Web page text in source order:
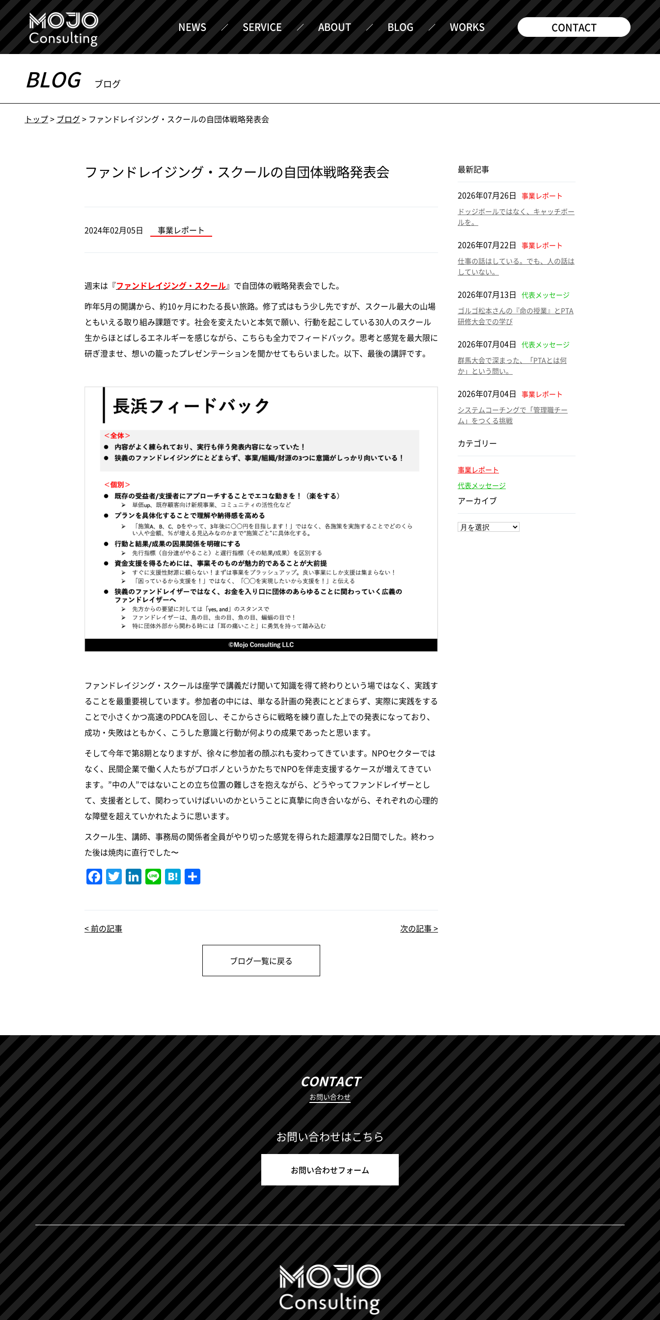
NEWS SERVICE ABOUT BLOG WORKS CONTACT
BLOG ブログ
トップ> ブログ> ファンドレイジング・スクールの自団体戦略発表会
ファンドレイジング・スクールの自団体戦略発表会
2024年02月05日 事業レポート
週末は『ファンドレイジング・スクール』で自団体の戦略発表会でした。
昨年5月の開講から、約10ヶ月にわたる長い旅路。修了式はもう少し先ですが、スクール最大の山場
ともいえる取り組み課題です。社会を変えたいと本気で願い、行動を起こしている30人のスクール
生からほとばしるエネルギーを感じながら、こちらも全力でフィードバック。思考と感覚を最大限に
研ぎ澄ませ、想いの籠ったプレゼンテーションを聞かせてもらいました。以下、最後の講評です。
ファンドレイジング・スクールは座学で講義だけ聞いて知識を得て終わりという場ではなく、実践す
ることを最重要視しています。参加者の中には、単なる計画の発表にとどまらず、実際に実践をする
ことで小さくかつ高速のPDCAを回し、そこからさらに戦略を練り直した上での発表になっており、
成功・失敗はともかく、こうした意識と行動が何よりの成果であったと思います。
そして今年で第8期となりますが、徐々に参加者の顔ぶれも変わってきています。NPOセクターでは
なく、民間企業で働く人たちがプロボノというかたちでNPOを伴走支援するケースが増えてきてい
ます。”中の人”ではないことの立ち位置の難しさを抱えながら、どうやってファンドレイザーとし
て、支援者として、関わっていけばいいのかということに真摯に向き合いながら、それぞれの心理的
な障壁を超えていかれたように思います。
スクール生、講師、事務局の関係者全員がやり切った感覚を得られた超濃厚な2日間でした​。終わっ
た後は焼肉に直行でした〜
F
a
c
e
b
T
w
it
te
r
Li
n
k
Li
n
e
H
at
e
< 前の記事 次の記事 >
ブログ一覧に戻る
最新記事
2026年07月26日 事業レポート
ドッジボールではなく、キャッチボー
ルを。
2026年07月22日 事業レポート
仕事の話はしている。でも、人の話は
していない。
2026年07月13日 代表メッセージ
ゴルゴ松本さんの『命の授業』とPTA
研修大会での学び
2026年07月04日 代表メッセージ
群馬大会で深まった、「PTAとは何
か」という問い。
2026年07月04日 事業レポート
システムコーチングで「管理職チー
ム」をつくる挑戦
カテゴリー
事業レポート
代表メッセージ
アーカイブ
CONTACT
お問い合わせ
お問い合わせはこちら
お問い合わせフォーム